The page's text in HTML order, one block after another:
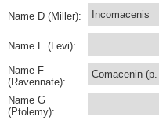
Name D (Miller):
Incomacenis
Name E (Levi):
Name F
(Ravennate):
Comacenin
Name G
(Ptolemy):